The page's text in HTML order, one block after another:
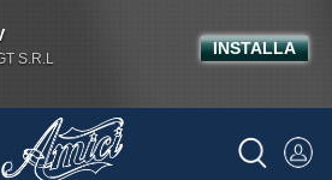
S.R.L
INSTALLA